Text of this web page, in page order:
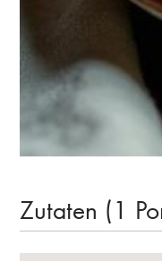
Zutaten (1